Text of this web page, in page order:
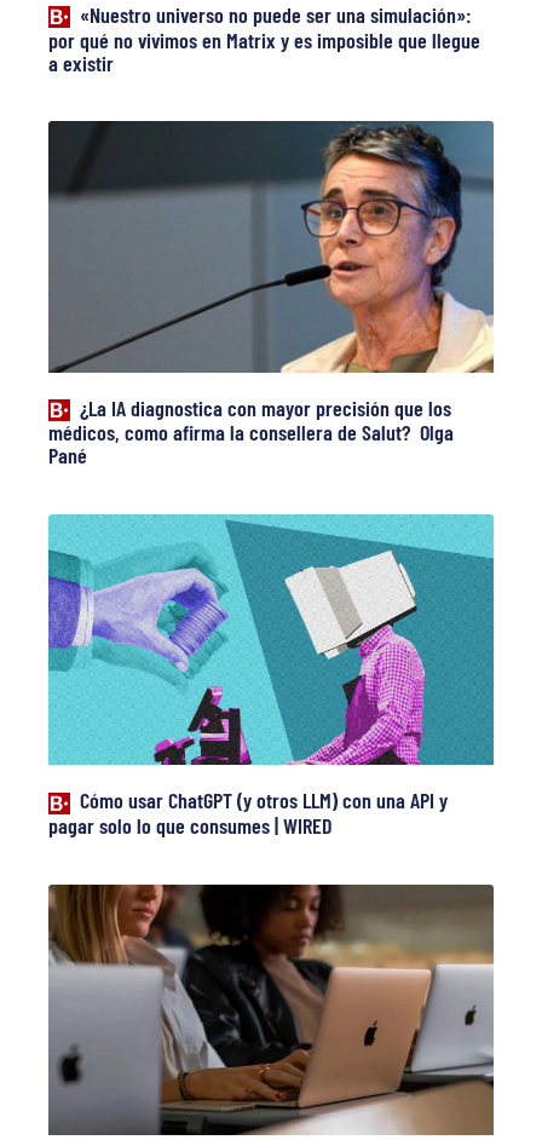
«Nuestro universo no puede ser una simulación»:
por qué no vivimos en Matrix y es imposible que llegue
a existir
¿La IA diagnostica con mayor precisión que los
médicos, como afirma la consellera de Salut? Olga
Pané
Cómo usar ChatGPT (y otros LLM) con una API y
pagar solo lo que consumes | WIRED